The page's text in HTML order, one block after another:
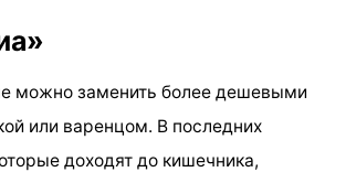
можно заменить более дешевыми
или варенцом. В последних
доходят до кишечника,